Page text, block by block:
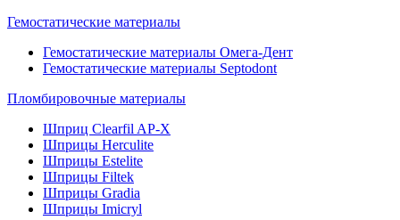
Гемостатические материалы
Гемостатические материалы Омега-Дент
Гемостатические материалы Septodont
Пломбировочные материалы
Шприц Clearfil AP-X
Шприцы Herculite
Шприцы Estelite
Шприцы Filtek
Шприцы Gradia
Шприцы Imicryl